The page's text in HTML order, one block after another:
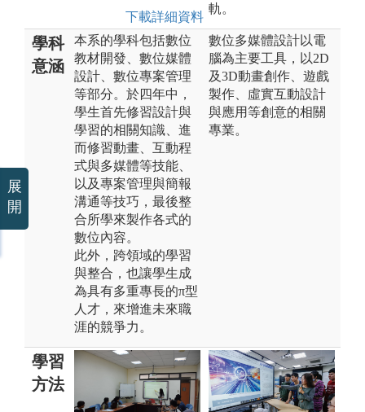
下載詳細資料
軌。
學科
意涵
本系的學科包括數位
教材開發、數位媒體
設計、數位專案管理
等部分。於四年中，
學生首先修習設計與
學習的相關知識、進
而修習動畫、互動程
式與多媒體等技能、
以及專案管理與簡報
溝通等技巧，最後整
合所學來製作各式的
數位內容。
此外，跨領域的學習
與整合，也讓學生成
為具有多重專長的π型
人才，來增進未來職
涯的競爭力。
數位多媒體設計以電
腦為主要工具，以2D
及3D動畫創作、遊戲
製作、虛實互動設計
與應用等創意的相關
專業。
學習
方法
展
開